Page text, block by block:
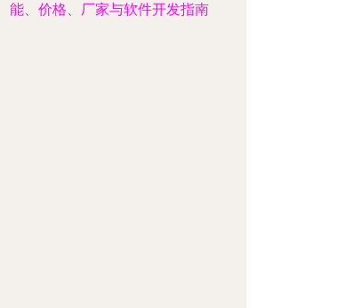
能、价格、厂家与软件开发指南